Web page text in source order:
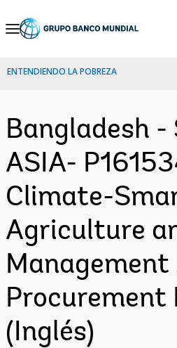
Skip
Navigation
ENTENDIENDO LA POBREZA
Bangladesh -
ASIA-
Climate-
Agriculture
Management
Procurement
(Inglés)